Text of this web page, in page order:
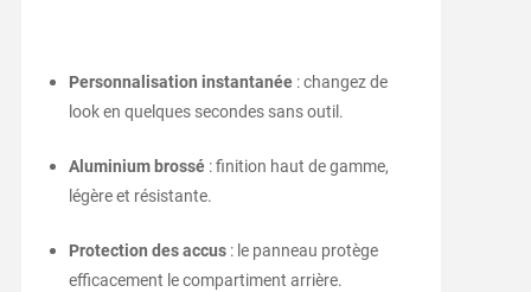
Personnalisation instantanée: changez de
look en quelques secondes sans outil.
Aluminium brossé: finition haut de gamme,
légère et résistante.
Protection des accus: le panneau protège
efficacement le compartiment arrière.